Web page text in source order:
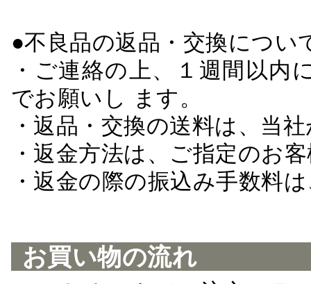
●不良品の返品・交換につい
・ご連絡の上、１週間以
でお願いし ます。
・返品・交換の送料は、当
・返金方法は、ご指定のお
・返金の際の振込み手数料
お買い物の流れ